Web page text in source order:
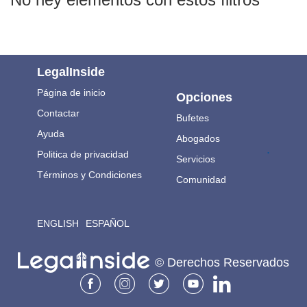
LegalInside
Página de inicio
Contactar
Ayuda
Politica de privacidad
Términos y Condiciones
ENGLISH ESPAÑOL
Opciones
Bufetes
Abogados
Servicios
Comunidad
.
© Derechos Reservados